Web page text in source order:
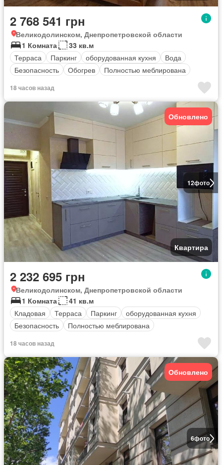
2 768 541 грн
Великодолинском, Днепропетровской области
1 Комната
33 кв.м
Терраса
Паркинг оборудованная кухня
Вода
Безопасность
Обогрев Полностью меблирована
18 часов назад
12фото
Обновлено
Квартира
2 232 695 грн
Великодолинском, Днепропетровской области
1 Комната
41 кв.м
Кладовая
Терраса Паркинг
оборудованная кухня
Безопасность
Полностью меблирована
18 часов назад
6фото
Обновлено